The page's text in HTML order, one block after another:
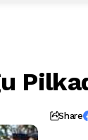
Share